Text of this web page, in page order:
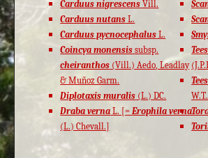
Carduus nigrescens Vill.
Carduus nutans L.
Carduus pycnocephalus L.
Coincya monensissubsp.
cheiranthos (Vill.) Aedo, Leadlay
& Muñoz Garm.
Diplotaxis muralis (L.) DC.
Draba verna L. [= Erophila verna
(L.) Chevall.]